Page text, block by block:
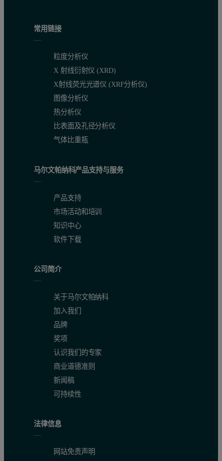
常用链接
粒度分析仪
X 射线衍射仪 (XRD)
X射线荧光光谱仪 (XRF分析仪)
图像分析仪
热分析仪
比表面及孔径分析仪
气体比重瓶
马尔文帕纳科产品支持与服务
产品支持
市场活动和培训
知识中心
软件下载
公司简介
关于马尔文帕纳科
加入我们
品牌
奖项
认识我们的专家
商业道德准则
新闻稿
可持续性
法律信息
网站免责声明